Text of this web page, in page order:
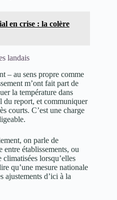
en crise : la colère
landais
– au sens propre comme
m’ont fait part de
la température dans
du report, et communiquer
courts. C’est une charge
on parle de
entre établissements, ou
climatisées lorsqu’elles
qu’une mesure nationale
ajustements d’ici à la